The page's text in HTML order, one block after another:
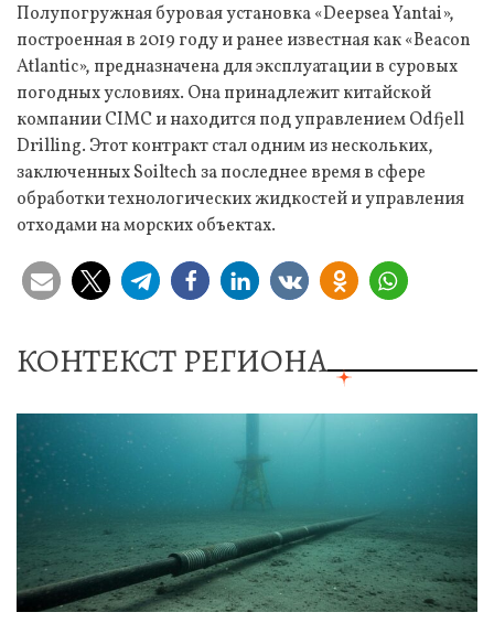
Полупогружная буровая установка «Deepsea Yantai»,
построенная в 2019 году и ранее известная как «Beacon
Atlantic», предназначена для эксплуатации в суровых
погодных условиях. Она принадлежит китайской
компании CIMC и находится под управлением Odfjell
Drilling. Этот контракт стал одним из нескольких,
заключенных Soiltech за последнее время в сфере
обработки технологических жидкостей и управления
отходами на морских объектах.
КОНТЕКСТ РЕГИОНА